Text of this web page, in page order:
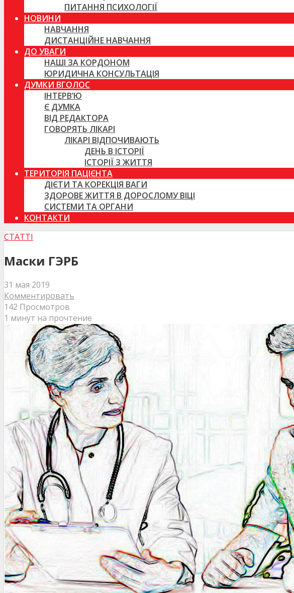
ПИТАННЯ ПСИХОЛОГІЇ
НОВИНИ
НАВЧАННЯ
ДИСТАНЦІЙНЕ НАВЧАННЯ
ДО УВАГИ
НАШІ ЗА КОРДОНОМ
ЮРИДИЧНА КОНСУЛЬТАЦІЯ
ДУМКИ ВГОЛОС
ІНТЕРВ’Ю
Є ДУМКА
ВІД РЕДАКТОРА
ГОВОРЯТЬ ЛІКАРІ
ЛІКАРІ ВІДПОЧИВАЮТЬ
ДЕНЬ В ІСТОРІЇ
ІСТОРІЇ З ЖИТТЯ
ТЕРИТОРІЯ ПАЦІЄНТА
ДІЄТИ ТА КОРЕКЦІЯ ВАГИ
ЗДОРОВЕ ЖИТТЯ В ДОРОСЛОМУ ВІЦІ
СИСТЕМИ ТА ОРГАНИ
КОНТАКТИ
СТАТТІ
Маски ГЭРБ
31 мая 2019
Комментировать
142 Просмотров
1 минут на прочтение